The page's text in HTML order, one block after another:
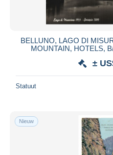
BELLUNO, LAGO DI
MOUNTAIN, HOTELS,
±
Statuut
Nieuw